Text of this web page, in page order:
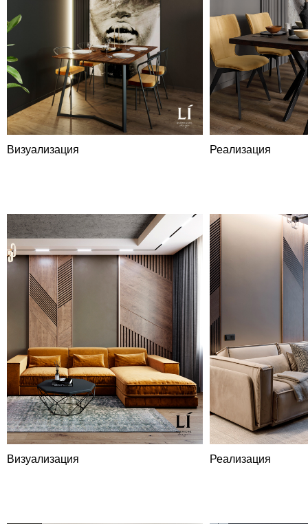
Визуализация Реализация
Визуализация Реализация